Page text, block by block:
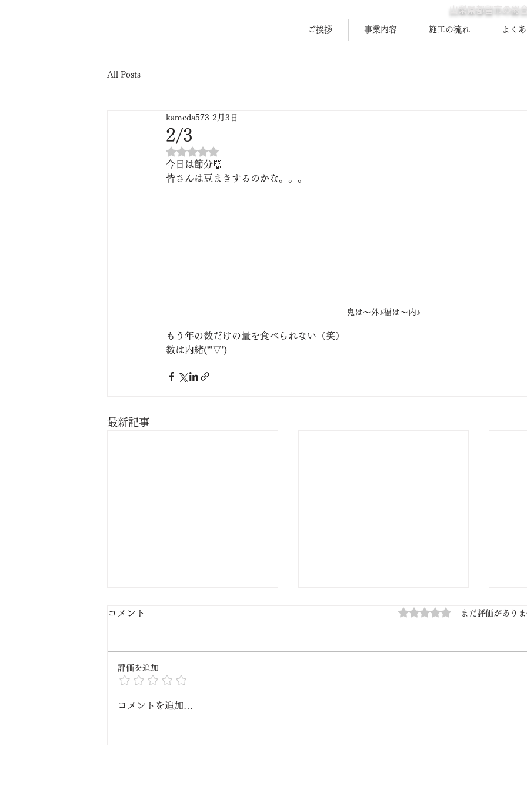
山梨県都留市の総
ご挨拶 事業内容 施工の流れ よく
All Posts
2/3
kameda573 2月3日
5つ星のうちNaNと評価されています。
今日は節分👹
皆さんは豆まきするのかな。。。
鬼は～外♪福は～内♪
もう年の数だけの量を食べられない（笑）
数は内緒(*'▽')
最新記事
コメント 5つ星のうち0と評価されてい
まだ評価があり
評価を追加
コメントを追加…